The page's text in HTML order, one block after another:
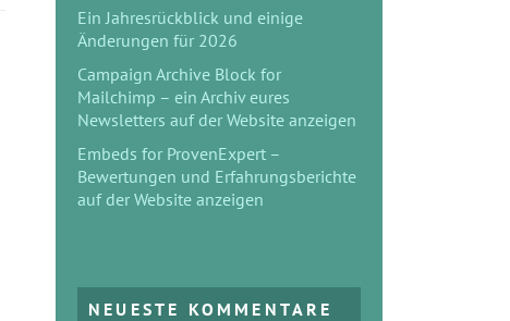
Ein Jahresrückblick und einige
Änderungen für 2026
Campaign Archive Block for
Mailchimp – ein Archiv eures
Newsletters auf der Website anzeigen
Embeds for ProvenExpert –
Bewertungen und Erfahrungsberichte
auf der Website anzeigen
NEUESTE KOMMENTARE